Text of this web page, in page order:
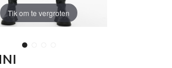
Tik om te vergroten